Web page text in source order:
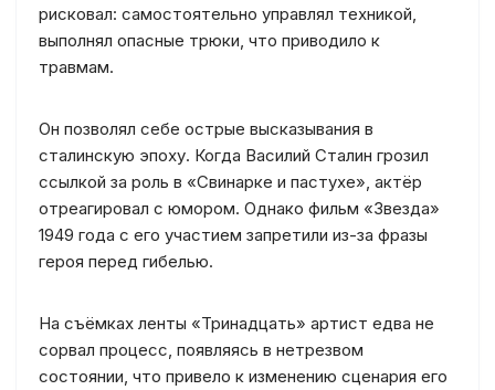
рисковал: самостоятельно управлял техникой,
выполнял опасные трюки, что приводило к
травмам.
Он позволял себе острые высказывания в
сталинскую эпоху. Когда Василий Сталин грозил
ссылкой за роль в «Свинарке и пастухе», актёр
отреагировал с юмором. Однако фильм «Звезда»
1949 года с его участием запретили из-за фразы
героя перед гибелью.
На съёмках ленты «Тринадцать» артист едва не
сорвал процесс, появляясь в нетрезвом
состоянии, что привело к изменению сценария его